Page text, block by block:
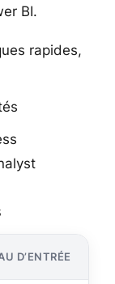
BI.
rapides,
D’ENTRÉE